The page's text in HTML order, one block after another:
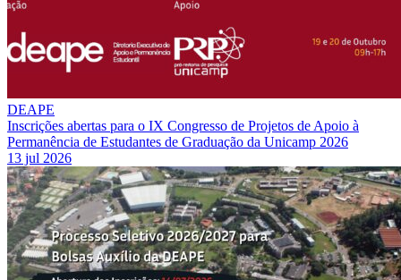
DEAPE
Inscrições abertas para o IX Congresso de Projetos de Apoio à
Permanência de Estudantes de Graduação da Unicamp 2026
13 jul 2026